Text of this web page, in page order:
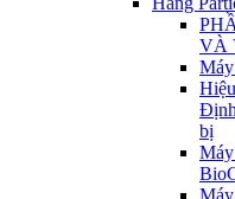
VÀ
bị